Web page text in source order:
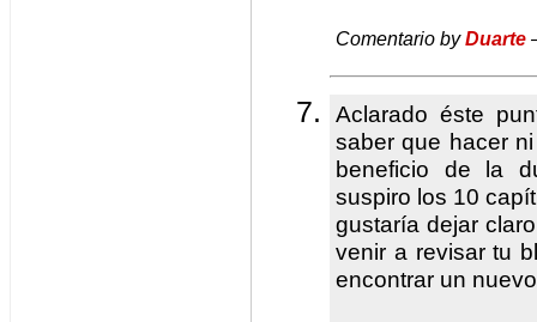
Comentario byDuarte
Aclarado éste
saber que hacer
beneficio de la
suspiro los 10
gustaría dejar
venir a revisar tu
encontrar un